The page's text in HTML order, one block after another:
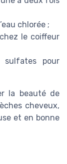
chlorée ;
le coiffeur
sulfates pour
la beauté de
cheveux,
et en bonne